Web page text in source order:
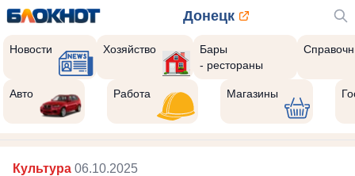
Донецк
Новости Хозяйство
Бары
- рестораны
Авто Работа Магазины
Культура 06.10.2025